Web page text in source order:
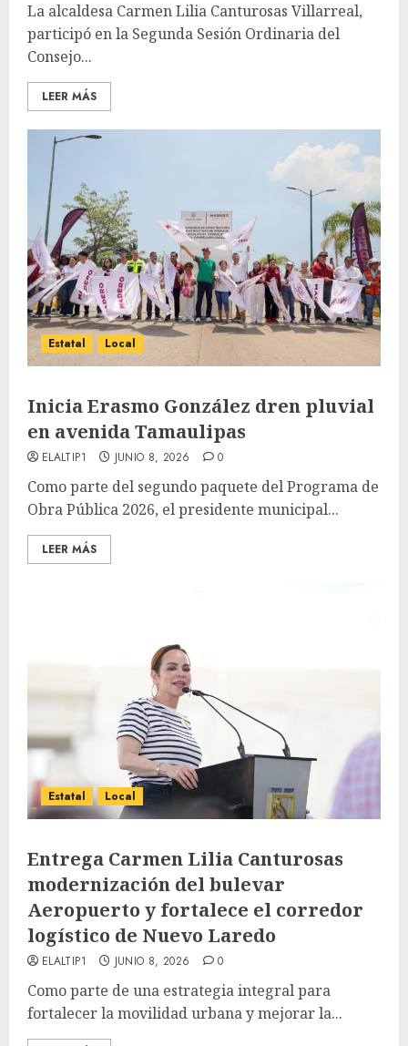
La alcaldesa Carmen Lilia Canturosas Villarreal,
participó en la Segunda Sesión Ordinaria del
Consejo...
LEER MÁS
Estatal Local
Inicia Erasmo González dren pluvial
en avenida Tamaulipas
ELALTIP1 JUNIO 8, 2026 0
Como parte del segundo paquete del Programa de
Obra Pública 2026, el presidente municipal...
LEER MÁS
Estatal Local
Entrega Carmen Lilia Canturosas
modernización del bulevar
Aeropuerto y fortalece el corredor
logístico de Nuevo Laredo
ELALTIP1 JUNIO 8, 2026 0
Como parte de una estrategia integral para
fortalecer la movilidad urbana y mejorar la...